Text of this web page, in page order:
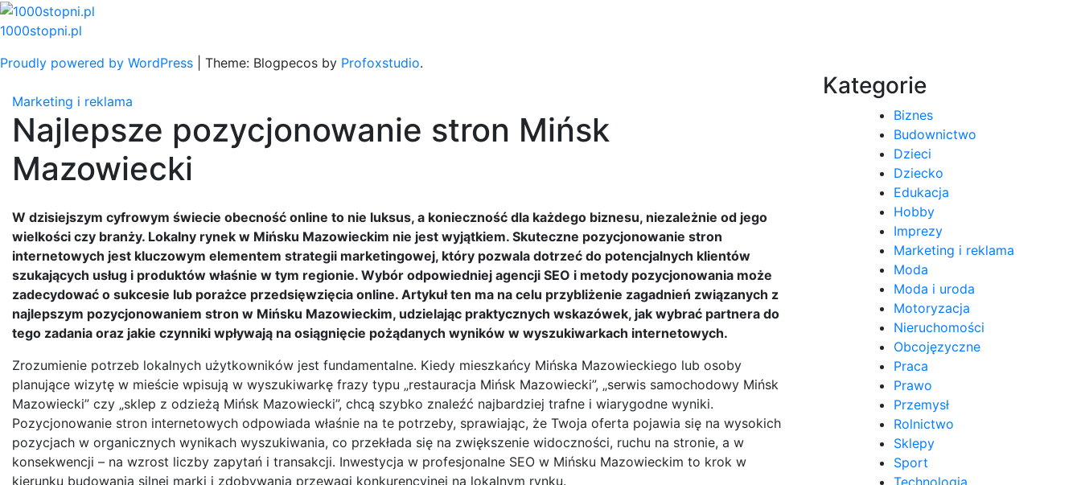
Skip
to
1000stopni.pl
Proudly powered by WordPress
Theme: Blogpecos by Profoxstudio.
Marketing i reklama
Najlepsze pozycjonowanie stron Mińsk
Mazowiecki
W dzisiejszym cyfrowym świecie obecność online to nie luksus, a konieczność dla każdego biznesu, niezależnie od jego
wielkości czy branży. Lokalny rynek w Mińsku Mazowieckim nie jest wyjątkiem. Skuteczne pozycjonowanie stron
internetowych jest kluczowym elementem strategii marketingowej, który pozwala dotrzeć do potencjalnych klientów
szukających usług i produktów właśnie w tym regionie. Wybór odpowiedniej agencji SEO i metody pozycjonowania może
zadecydować o sukcesie lub porażce przedsięwzięcia online. Artykuł ten ma na celu przybliżenie zagadnień związanych z
najlepszym pozycjonowaniem stron w Mińsku Mazowieckim, udzielając praktycznych wskazówek, jak wybrać partnera do
tego zadania oraz jakie czynniki wpływają na osiągnięcie pożądanych wyników w wyszukiwarkach internetowych.
Zrozumienie potrzeb lokalnych użytkowników jest fundamentalne. Kiedy mieszkańcy Mińska Mazowieckiego lub osoby
planujące wizytę w mieście wpisują w wyszukiwarkę frazy typu „restauracja Mińsk Mazowiecki”, „serwis samochodowy Mińsk
Mazowiecki” czy „sklep z odzieżą Mińsk Mazowiecki”, chcą szybko znaleźć najbardziej trafne i wiarygodne wyniki.
Pozycjonowanie stron internetowych odpowiada właśnie na te potrzeby, sprawiając, że Twoja oferta pojawia się na wysokich
pozycjach w organicznych wynikach wyszukiwania, co przekłada się na zwiększenie widoczności, ruchu na stronie, a w
konsekwencji – na wzrost liczby zapytań i transakcji. Inwestycja w profesjonalne SEO w Mińsku Mazowieckim to krok w
kierunku budowania silnej marki i zdobywania przewagi konkurencyjnej na lokalnym rynku.
Kategorie
Biznes
Budownictwo
Dzieci
Dziecko
Edukacja
Hobby
Imprezy
Marketing i reklama
Moda
Moda i uroda
Motoryzacja
Nieruchomości
Obcojęzyczne
Praca
Prawo
Przemysł
Rolnictwo
Sklepy
Sport
Technologia